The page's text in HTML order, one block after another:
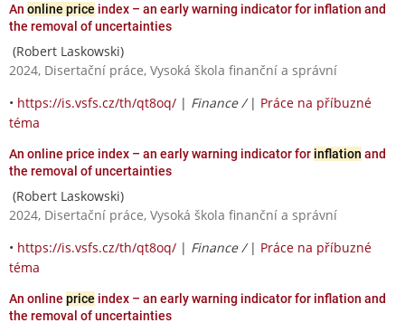
An online price index – an early warning indicator for inflation and
the removal of uncertainties
(Robert Laskowski)
2024, Disertační práce, Vysoká škola finanční a správní
• https://is.vsfs.cz/th/qt8oq/ | Finance / | Práce na příbuzné
téma
An online price index – an early warning indicator for inflation and
the removal of uncertainties
(Robert Laskowski)
2024, Disertační práce, Vysoká škola finanční a správní
• https://is.vsfs.cz/th/qt8oq/ | Finance / | Práce na příbuzné
téma
An online price index – an early warning indicator for inflation and
the removal of uncertainties